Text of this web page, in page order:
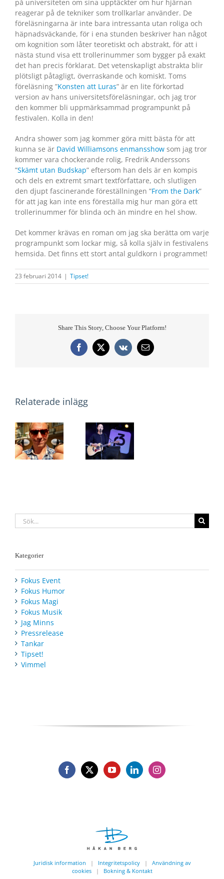
på universiteten om sina upptäckter om hur hjärnan
reagerar på de tekniker som trollkarlar använder. De
föreläsningarna är inte bara intressanta utan roliga och
häpnadsväckande, för i ena stunden beskriver han något
om kognition som låter teoretiskt och abstrakt, för att i
nästa stund visa ett trollerinummer som bygger på exakt
det han precis förklarat. Det vetenskapligt abstrakta blir
plötsligt påtagligt, överraskande och komiskt. Toms
föreläsning ”Konsten att Luras” är en lite förkortad
version av hans universitetsföreläsningar, och jag tror
den kommer bli uppmärksammad programpunkt på
festivalen. Kolla in den!
Andra shower som jag kommer göra mitt bästa för att
kunna se är David Williamsons enmansshow som jag tror
kommer vara chockerande rolig, Fredrik Anderssons
”Skämt utan Budskap” eftersom han dels är en kompis
och dels en extremt smart textförfattare, och slutligen
den djupt fascinerande föreställningen ”From the Dark”
för att jag kan inte ens föreställa mig hur man göra ett
trollerinummer för blinda och än mindre en hel show.
Det kommer krävas en roman om jag ska berätta om varje
programpunkt som lockar mig, så kolla själv in festivalens
hemsida. Det finns ett stort antal guldkorn i programmet!
23 februari 2014 | Tipset!
Share This Story, Choose Your Platform!
Facebook
X Vk
E-
post
Relaterade inlägg
Sivert
Sök
efter:
Kategorier
Fokus Event
Fokus Humor
Fokus Magi
Fokus Musik
Jag Minns
Pressrelease
Tankar
Tipset!
Vimmel
Juridisk information | Integritetspolicy| Användning av
cookies| Bokning & Kontakt